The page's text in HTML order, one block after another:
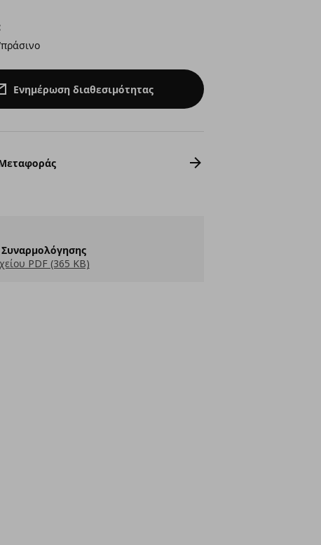
Ενημέρωση διαθεσιμότητας
PDF (365 KB)